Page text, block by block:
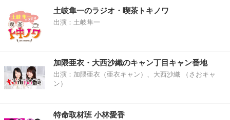
土岐隼一のラジオ・喫茶トキノワ
出演：土岐隼一
加隈亜衣・大西沙織のキャン丁目キャン番地
出演：加隈亜衣（亜衣キャン）、大西沙織 （さおキャ
ン）
特命取材班 小林愛香